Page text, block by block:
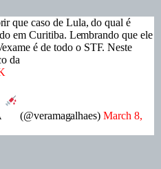
que caso de Lula, do qual é
em Curitiba. Lembrando que ele
é de todo o STF. Neste
da
(@veramagalhaes)March 8,